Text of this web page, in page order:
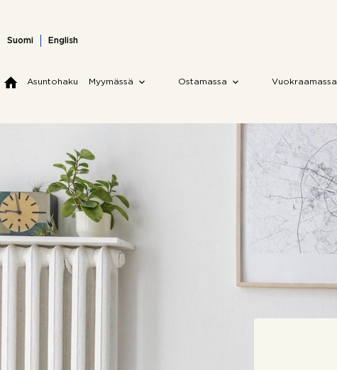
content
Suomi English
Asuntohaku Myymässä Ostamassa Vuokraamassa